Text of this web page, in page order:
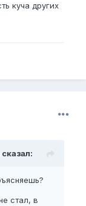
куча других
стал, в